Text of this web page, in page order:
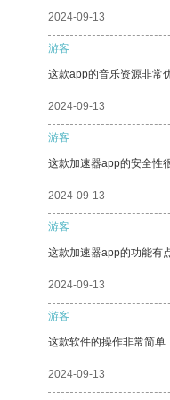
2024-09-13
游客
这款app的音乐资源非常
2024-09-13
游客
这款加速器app的安全性
2024-09-13
游客
这款加速器app的功能有
2024-09-13
游客
这款软件的操作非常简单
2024-09-13